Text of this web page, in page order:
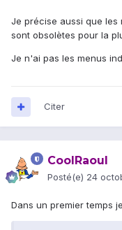
Je précise aussi que les
sont obsolètes pour la
Je n'ai pas les menus
Citer
CoolRaoul
Posté(e) 24
Dans un premier temps